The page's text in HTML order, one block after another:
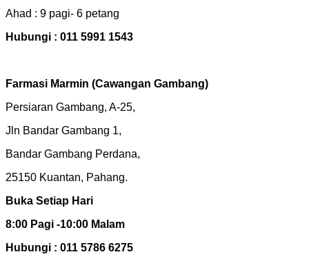
Ahad : 9 pagi- 6 petang
Hubungi : 011 5991 1543
Farmasi Marmin (Cawangan Gambang)
Persiaran Gambang, A-25,
Jln Bandar Gambang 1,
Bandar Gambang Perdana,
25150 Kuantan, Pahang.
Buka Setiap Hari
8:00 Pagi -10:00 Malam
Hubungi : 011 5786 6275